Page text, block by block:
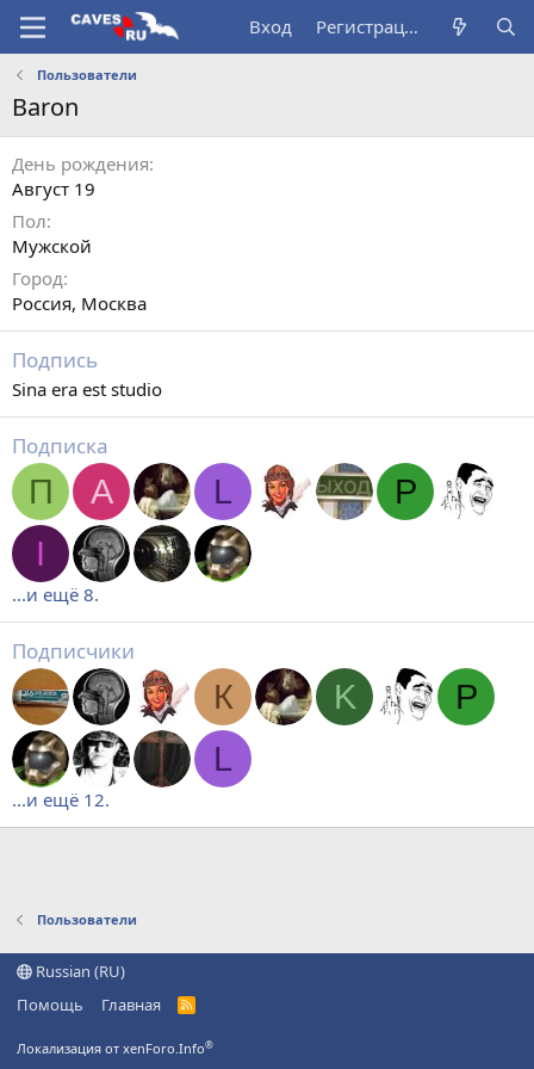
Вход Регистрация
Пользователи
Baron
День рождения
Август 19
Пол
Мужской
Город
Россия, Москва
Подпись
Sina era est studio
Подписка
П A L
P
I
...и ещё 8.
Подписчики
К K
P
L
...и ещё 12.
Пользователи
Russian (RU)
Помощь
Главная
R
Локализация от xenForo.Info®